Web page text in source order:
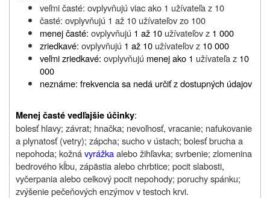
veľmi časté: ovplyvňujú viac ako 1 užívateľa z 10
časté: ovplyvňujú 1 až 10 užívateľov zo 100
menej časté: ovplyvňujú 1 až 10 užívateľov z 1 000
zriedkavé: ovplyvňujú 1 až 10 užívateľov z 10 000
veľmi zriedkavé: ovplyvňujú menej ako 1 užívateľa z 10
000
neznáme: frekvencia sa nedá určiť z dostupných údajov
Menej časté vedľajšie účinky:
bolesť hlavy; závrat; hnačka; nevoľnosť, vracanie; nafukovanie
a plynatosť (vetry); zápcha; sucho v ústach; bolesť brucha a
nepohoda; kožnávyrážkaalebo žihľavka; svrbenie; zlomenina
bedrového kĺbu, zápästia alebo chrbtice; pocit slabosti,
vyčerpania alebo celkový pocit nepohody; poruchy spánku;
zvýšenie pečeňových enzýmov v testoch krvi.